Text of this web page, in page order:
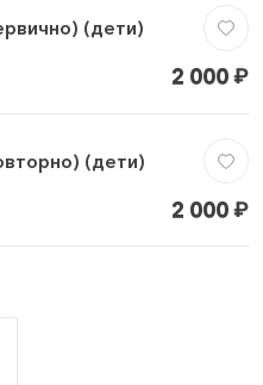
(дети)
2 000₽
(дети)
2 000₽